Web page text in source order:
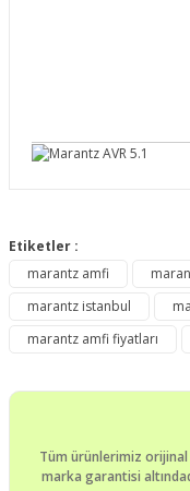
konularda yetersiz
Görüş ve önerileriniz
Ürün resmi
Ürün bilgilerinde
Bu ürüne benzer
Etiketler :
marantz amfi
marantz istanbul
marantz amfi fiyatları
Tüm ürünlerimiz orijinal
marka garantisi